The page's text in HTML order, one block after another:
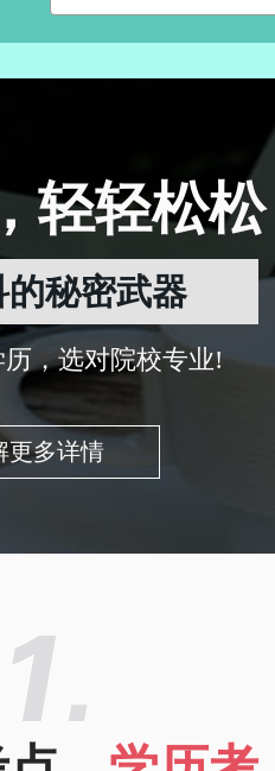
轻轻松松
秘密武器
，选对院校专业!
更多详情